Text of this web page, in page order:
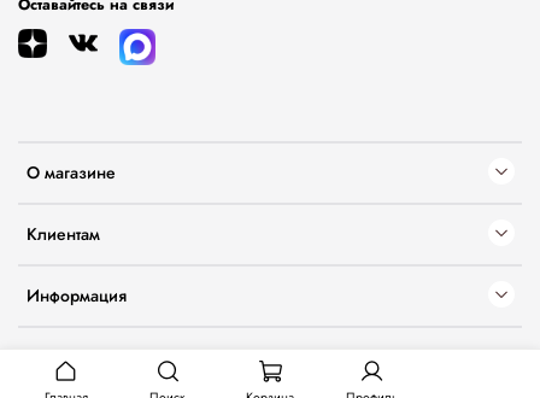
О магазине
Клиентам
Информация
Оставайтесь на связи